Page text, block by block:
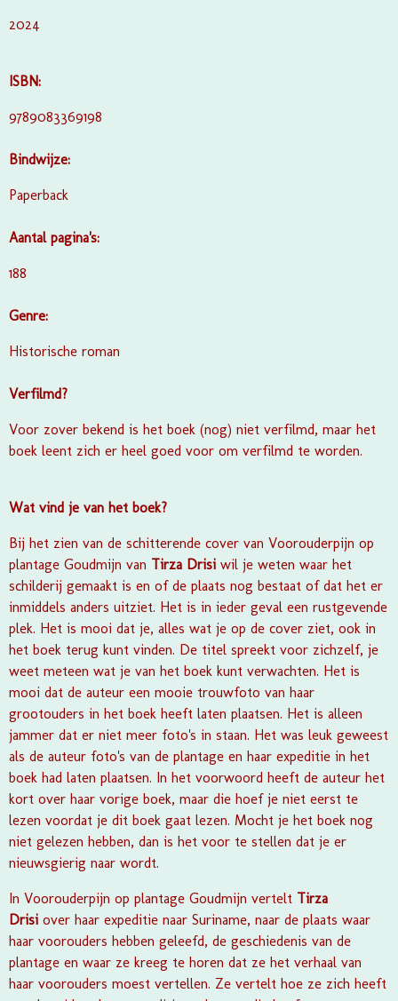
2024
ISBN:
9789083369198
Bindwijze:
Paperback
Aantal pagina's:
188
Genre:
Historische roman
Verfilmd?
Voor zover bekend is het boek (nog) niet verfilmd, maar het
boek leent zich er heel goed voor om verfilmd te worden.
Wat vind je van het boek?
Bij het zien van de schitterende cover van Voorouderpijn op
plantage Goudmijn van Tirza Drisi wil je weten waar het
schilderij gemaakt is en of de plaats nog bestaat of dat het er
inmiddels anders uitziet. Het is in ieder geval een rustgevende
plek. Het is mooi dat je, alles wat je op de cover ziet, ook in
het boek terug kunt vinden. De titel spreekt voor zichzelf, je
weet meteen wat je van het boek kunt verwachten. Het is
mooi dat de auteur een mooie trouwfoto van haar
grootouders in het boek heeft laten plaatsen. Het is alleen
jammer dat er niet meer foto's in staan. Het was leuk geweest
als de auteur foto's van de plantage en haar expeditie in het
boek had laten plaatsen. In het voorwoord heeft de auteur het
kort over haar vorige boek, maar die hoef je niet eerst te
lezen voordat je dit boek gaat lezen. Mocht je het boek nog
niet gelezen hebben, dan is het voor te stellen dat je er
nieuwsgierig naar wordt.
In Voorouderpijn op plantage Goudmijn vertelt Tirza
Drisi over haar expeditie naar Suriname, naar de plaats waar
haar voorouders hebben geleefd, de geschiedenis van de
plantage en waar ze kreeg te horen dat ze het verhaal van
haar voorouders moest vertellen. Ze vertelt hoe ze zich heeft